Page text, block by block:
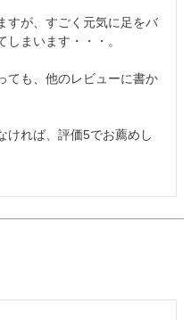
すが、すごく元気に足をバ
まいます・・・。
ても、他のレビューに書か
ければ、評価5でお薦めし